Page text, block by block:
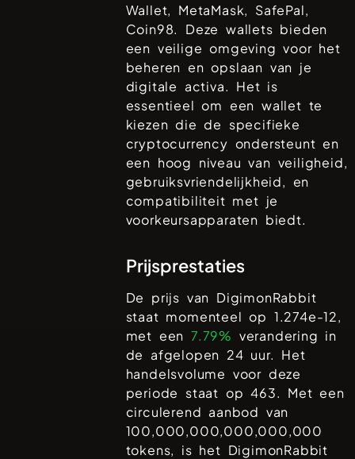
Wallet, MetaMask, SafePal,
Coin98. Deze wallets bieden
een veilige omgeving voor het
beheren en opslaan van je
digitale activa. Het is
essentieel om een wallet te
kiezen die de specifieke
cryptocurrency ondersteunt en
een hoog niveau van veiligheid,
gebruiksvriendelijkheid, en
compatibiliteit met je
voorkeursapparaten biedt.
Prijsprestaties
De prijs van DigimonRabbit
staat momenteel op 1.274e-12,
met een7.79% verandering in
de afgelopen 24 uur. Het
handelsvolume voor deze
periode staat op463. Met een
circulerend aanbod van
100,000,000,000,000,000
tokens, is het DigimonRabbit